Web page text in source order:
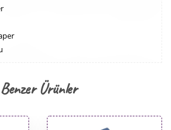
Benzer Ürünler